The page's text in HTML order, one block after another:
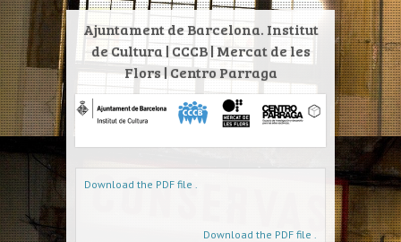
Ajuntament de Barcelona. Institut
de Cultura | CCCB | Mercat de les
Flors | Centro Parraga
Download the PDF file .
Download the PDF file .